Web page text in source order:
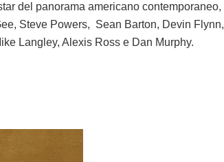
del panorama americano contemporaneo,
Steve Powers, Sean Barton, Devin Flynn,
Langley, Alexis Ross e Dan Murphy.